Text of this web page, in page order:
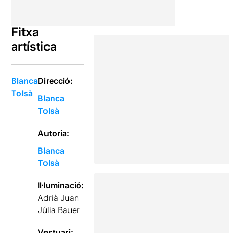
Fitxa
artística
Blanca
Tolsà
Direcció:
Blanca
Tolsà
Autoria:
Blanca
Tolsà
Il·luminació:
Adrià Juan
Júlia Bauer